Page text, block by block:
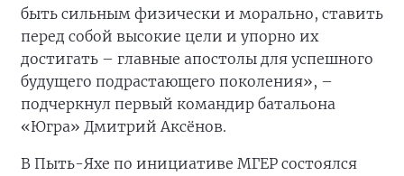
быть сильным физически и морально, ставить
перед собой высокие цели и упорно их
достигать – главные апостолы для успешного
будущего подрастающего поколения», –
подчеркнул первый командир батальона
«Югра» Дмитрий Аксёнов.
В Пыть-Яхе по инициативе МГЕР состоялся